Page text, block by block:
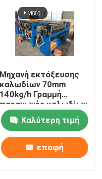
Μηχανή εκτόξευσης
καλωδίων 70mm
140kg/h Γραμμή
παραγωγής καλωδίων
διαδικτύου
Καλύτερη τιμή
επαφή